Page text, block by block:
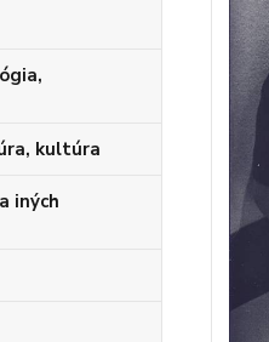
kultúra
iných